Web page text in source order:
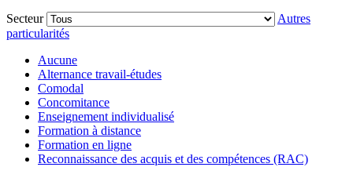
Secteur
Autres
particularités
Aucune
Alternance travail-études
Comodal
Concomitance
Enseignement individualisé
Formation à distance
Formation en ligne
Reconnaissance des acquis et des compétences (RAC)